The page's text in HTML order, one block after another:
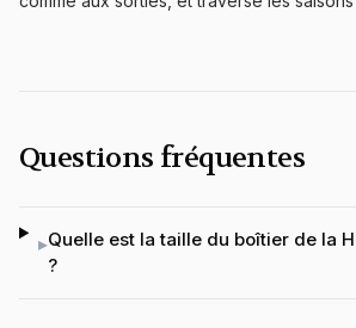
Questions fréquentes
▸Quelle est la taille du boîtier de la
?